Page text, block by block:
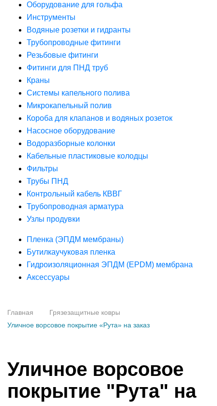
Оборудование для гольфа
Инструменты
Водяные розетки и гидранты
Трубопроводные фитинги
Резьбовые фитинги
Фитинги для ПНД труб
Краны
Системы капельного полива
Микрокапельный полив
Короба для клапанов и водяных розеток
Насосное оборудование
Водоразборные колонки
Кабельные пластиковые колодцы
Фильтры
Трубы ПНД
Контрольный кабель КВВГ
Трубопроводная арматура
Узлы продувки
Пленка (ЭПДМ мембраны)
Бутилкаучуковая пленка
Гидроизоляционная ЭПДМ (EPDM) мембрана
Аксессуары
Главная
Грязезащитные ковры
Уличное ворсовое покрытие «Рута» на заказ
Уличное ворсовое
покрытие "Рута" на